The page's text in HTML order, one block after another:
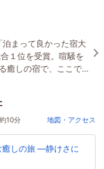
まって良かった宿大
１位を受賞。喧騒を
癒しの宿で、ここで
をお楽しみください
10分 地図・アクセス
癒しの旅 ―静けさに